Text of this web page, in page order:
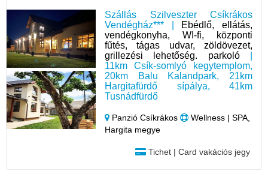
Szállás Szilveszter Csíkrákos
Vendégház*** | Ebédlő, ellátás,
vendégkonyha, WI-fi, központi
fűtés, tágas udvar, zöldövezet,
grillezési lehetőség. parkoló|
11km Csík-somlyó kegytemplom,
20km Balu Kalandpark, 21km
Hargitafürdő sípálya, 41km
Tusnádfürdő
Panzió Csíkrákos
Wellness | SPA,
Hargita megye
Tichet | Card vakációs jegy